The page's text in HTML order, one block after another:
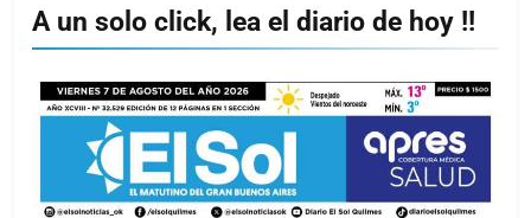
A un solo click, lea el diario de hoy !!